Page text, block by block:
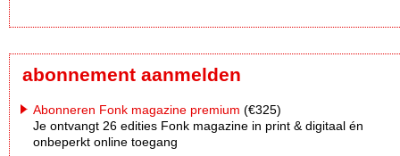
abonnement aanmelden
Abonneren Fonk magazine premium (€325)
Je ontvangt 26 edities Fonk magazine in print & digitaal én
onbeperkt online toegang